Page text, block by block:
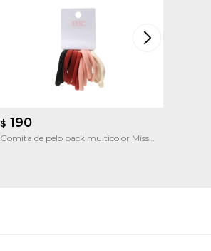
$ 190
Gomita de pelo pack multicolor Miss